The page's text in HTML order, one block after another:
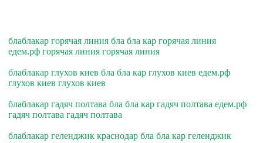
блаблакар горячая линия бла бла кар горячая линия
едем.рф горячая линия горячая линия
блаблакар глухов киев бла бла кар глухов киев едем.рф
глухов киев глухов киев
блаблакар гадяч полтава бла бла кар гадяч полтава едем.рф
гадяч полтава гадяч полтава
блаблакар геленджик краснодар бла бла кар геленджик